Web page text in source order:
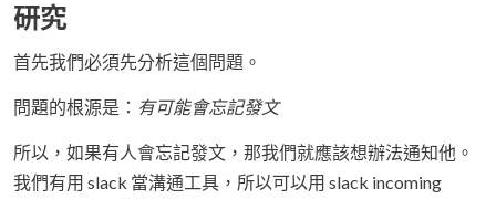
研究
首先我們必須先分析這個問題。
問題的根源是： 有可能會忘記發文
所以，如果有人會忘記發文，那我們就應該想辦法通知他。
我們有用 slack 當溝通工具，所以可以用 slack incoming